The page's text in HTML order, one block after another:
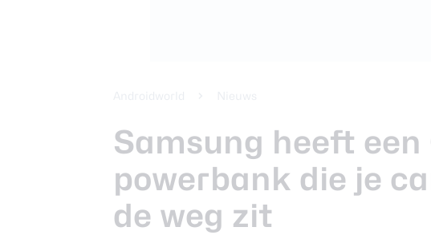
Samsung heeft een
powerbank die je
de weg zit